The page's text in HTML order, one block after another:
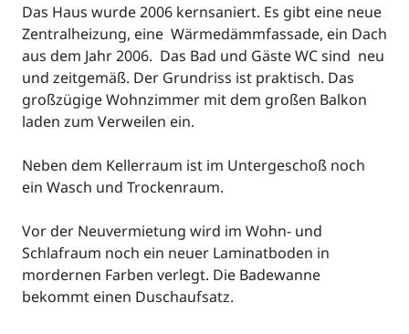
Das Haus wurde 2006 kernsaniert. Es gibt eine neue
Zentralheizung, eine Wärmedämmfassade, ein Dach
aus dem Jahr 2006. Das Bad und Gäste WC sind neu
und zeitgemäß. Der Grundriss ist praktisch. Das
großzügige Wohnzimmer mit dem großen Balkon
laden zum Verweilen ein.
Neben dem Kellerraum ist im Untergeschoß noch
ein Wasch und Trockenraum.
Vor der Neuvermietung wird im Wohn- und
Schlafraum noch ein neuer Laminatboden in
mordernen Farben verlegt. Die Badewanne
bekommt einen Duschaufsatz.